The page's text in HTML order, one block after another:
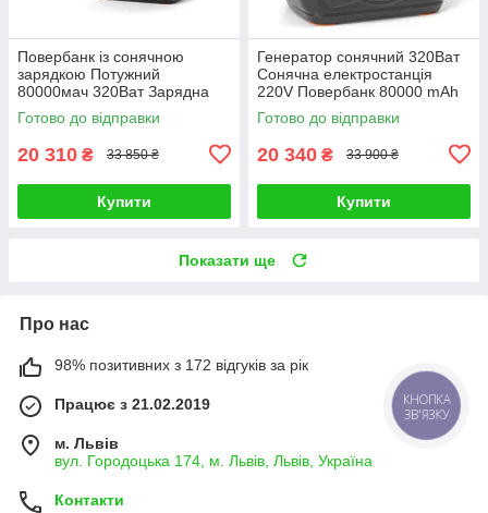
Повербанк із сонячною
зарядкою Потужний
80000мач 320Ват Зарядна
станція із сонячною панеллю
Готово до відправки
20 310 ₴ 33 850 ₴
Купити
Генератор сонячний 320Ват
Сонячна електростанція
220V Повербанк 80000 mAh
Готово до відправки
20 340 ₴ 33 900 ₴
Купити
Показати ще
Про нас
98% позитивних з 172 відгуків за рік
Працює з 21.02.2019
м. Львів
вул. Городоцька 174, м. Львів, Львів, Україна
Контакти
КНОПКА
ЗВ'ЯЗКУ